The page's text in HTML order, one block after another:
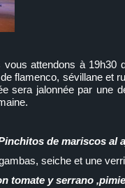
vous attendons à 19h30
flamenco, sévillane et
sera jalonnée par une
de mariscos al
seiche et une
tomate y serrano